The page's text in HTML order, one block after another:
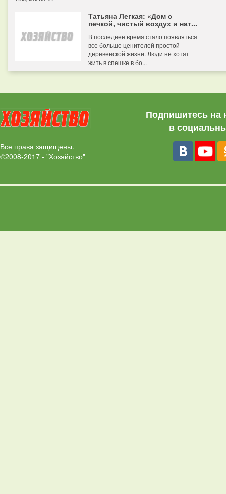
Татьяна Легкая: «Дом с
печкой, чистый воздух и нат...
В последнее время стало появляться
все больше ценителей простой
деревенской жизни. Люди не хотят
жить в спешке в бо...
Все права защищены.
©2008-2017 - "Хозяйство"
Подпишитесь на
в